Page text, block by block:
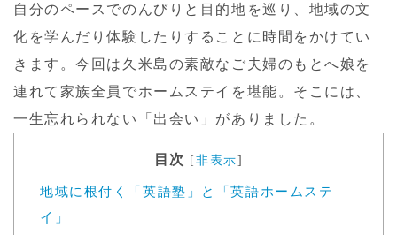
自分のペースでのんびりと目的地を巡り、地域の文
化を学んだり体験したりすることに時間をかけてい
きます。今回は久米島の素敵なご夫婦のもとへ娘を
連れて家族全員でホームステイを堪能。そこには、
一生忘れられない「出会い」がありました。
目次 [非表示]
地域に根付く「英語塾」と「英語ホームステ
イ」